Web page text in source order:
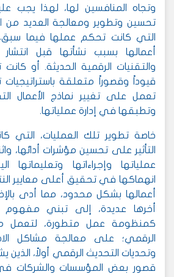
وتجاه المنافسين لها، لهذا يجب
تحسين وتطوير ومعالجة العديد من
التي كانت تحكم عملها فيما
أعمالها بسبب نشأتها قبل انتشار
والتقنيات الرقمية الحديثة. أو
قيوداً وقصوراً متعلقة باستراتيجيات
تعمل على تغيير نماذج الأعمال
وتطبقها في إدارة عملياتها.
خاصة تطوير تلك العمليات،
التأثير على تحسين مؤشرات أدائها،
عملياتها وإجراءاتها وتعليماتها
انهماكها في تحقيق أعلى معايير
أعمالها بشكل محدود، مما أدى
أخرها عديدة، إلى تبني مفهوم
كمنظومة عمل متطورة، لتعمل
الرقمي؛ على معالجة مشاكل
وتحديات التحديث الرقمي أولاً، الذين
قصور بعض المؤسسات والشركات